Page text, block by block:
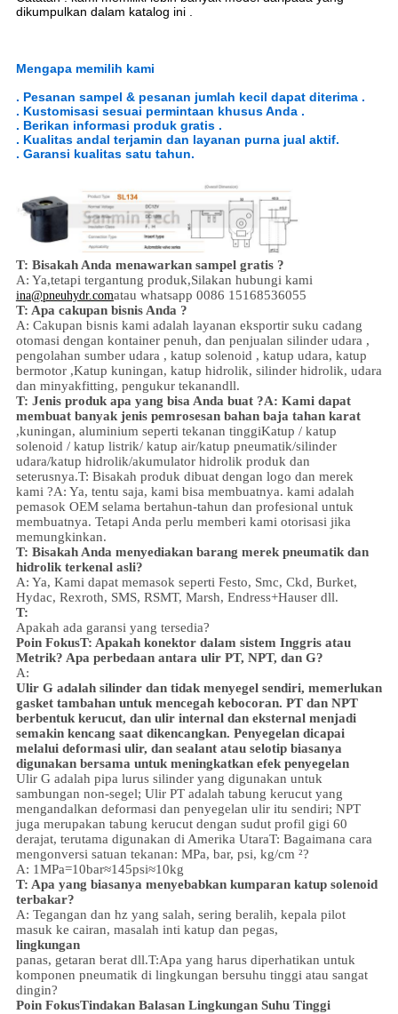
dikumpulkan dalam katalog ini .
Mengapa memilih kami
. Pesanan sampel & pesanan jumlah kecil dapat diterima .
. Kustomisasi sesuai permintaan khusus Anda .
. Berikan informasi produk gratis .
. Kualitas andal terjamin dan layanan purna jual aktif.
. Garansi kualitas satu tahun.
T: Bisakah Anda menawarkan sampel gratis ?
A: Ya,tetapi tergantung produk,Silakan hubungi kami
ina@pneuhydr.comatau whatsapp 0086 15168536055
T: Apa cakupan bisnis Anda ?
A: Cakupan bisnis kami adalah layanan eksportir suku cadang
otomasi dengan kontainer penuh, dan penjualan silinder udara ,
pengolahan sumber udara , katup solenoid , katup udara, katup
bermotor ,Katup kuningan, katup hidrolik, silinder hidrolik, udara
dan minyakfitting, pengukur tekanandll.
T: Jenis produk apa yang bisa Anda buat ?A: Kami dapat
membuat banyak jenis pemrosesan bahan baja tahan karat
,kuningan, aluminium seperti tekanan tinggiKatup / katup
solenoid / katup listrik/ katup air/katup pneumatik/silinder
udara/katup hidrolik/akumulator hidrolik produk dan
seterusnya.T: Bisakah produk dibuat dengan logo dan merek
kami ?A: Ya, tentu saja, kami bisa membuatnya. kami adalah
pemasok OEM selama bertahun-tahun dan profesional untuk
membuatnya. Tetapi Anda perlu memberi kami otorisasi jika
memungkinkan.
T: Bisakah Anda menyediakan barang merek pneumatik dan
hidrolik terkenal asli?
A: Ya, Kami dapat memasok seperti Festo, Smc, Ckd, Burket,
Hydac, Rexroth, SMS, RSMT, Marsh, Endress+Hauser dll.
T:
Apakah ada garansi yang tersedia?
Poin FokusT: Apakah konektor dalam sistem Inggris atau
Metrik? Apa perbedaan antara ulir PT, NPT, dan G?
A:
Ulir G adalah silinder dan tidak menyegel sendiri, memerlukan
gasket tambahan untuk mencegah kebocoran. PT dan NPT
berbentuk kerucut, dan ulir internal dan eksternal menjadi
semakin kencang saat dikencangkan. Penyegelan dicapai
melalui deformasi ulir, dan sealant atau selotip biasanya
digunakan bersama untuk meningkatkan efek penyegelan
Ulir G adalah pipa lurus silinder yang digunakan untuk
sambungan non-segel; Ulir PT adalah tabung kerucut yang
mengandalkan deformasi dan penyegelan ulir itu sendiri; NPT
juga merupakan tabung kerucut dengan sudut profil gigi 60
derajat, terutama digunakan di Amerika UtaraT: Bagaimana cara
mengonversi satuan tekanan: MPa, bar, psi, kg/cm ²?
A: 1MPa=10bar≈145psi≈10kg
T: Apa yang biasanya menyebabkan kumparan katup solenoid
terbakar?
A: Tegangan dan hz yang salah, sering beralih, kepala pilot
masuk ke cairan, masalah inti katup dan pegas,
lingkungan
panas, getaran berat dll.T:Apa yang harus diperhatikan untuk
komponen pneumatik di lingkungan bersuhu tinggi atau sangat
dingin?
Poin FokusTindakan Balasan Lingkungan Suhu Tinggi